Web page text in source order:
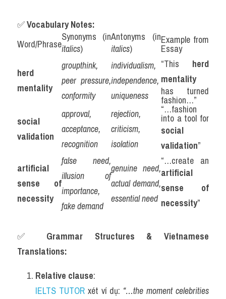
✅ Vocabulary Notes:
Word/Phrase
Synonyms (in
italics)
Antonyms (in
italics)
Example from
Essay
herd
mentality
groupthink,
peer pressure,
conformity
individualism,
independence,
uniqueness
“This herd
mentality
has turned
fashion…”
social
validation
approval,
acceptance,
recognition
rejection,
criticism,
isolation
“…fashion
social
validation”
artificial
sense of
necessity
false need,
illusion of
importance,
fake demand
genuine need,
actual demand,
essential need
artificial
sense of
necessity”
✅ Grammar Structures & Vietnamese
Translations:
Relative clause:
IELTS TUTOR xét ví dụ: “…the moment celebrities